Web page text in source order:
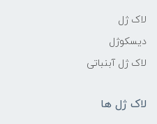
لاک ژل
دیسکوژل
لاک ژل آبنباتی
لاک ژل ها